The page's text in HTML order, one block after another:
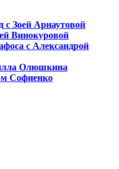
Зоей Арнаутовой
Винокуровой
с Александрой
Олюшкина
Софиенко